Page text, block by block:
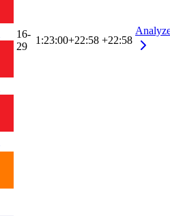
16-
29
1:23:00+22:58 +22:58